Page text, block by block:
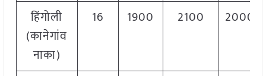
हिंगोली
(कानेगांव
नाका)
16 1900 2100 2000